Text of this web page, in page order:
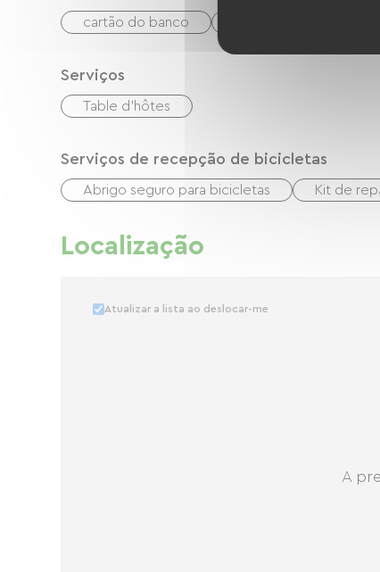
cartão do banco
Serviços
Table d'hôtes
Serviços de recepção de bicicletas
Abrigo seguro para bicicletas Kit de
Localização
A
Atualizar a lista ao deslocar-me